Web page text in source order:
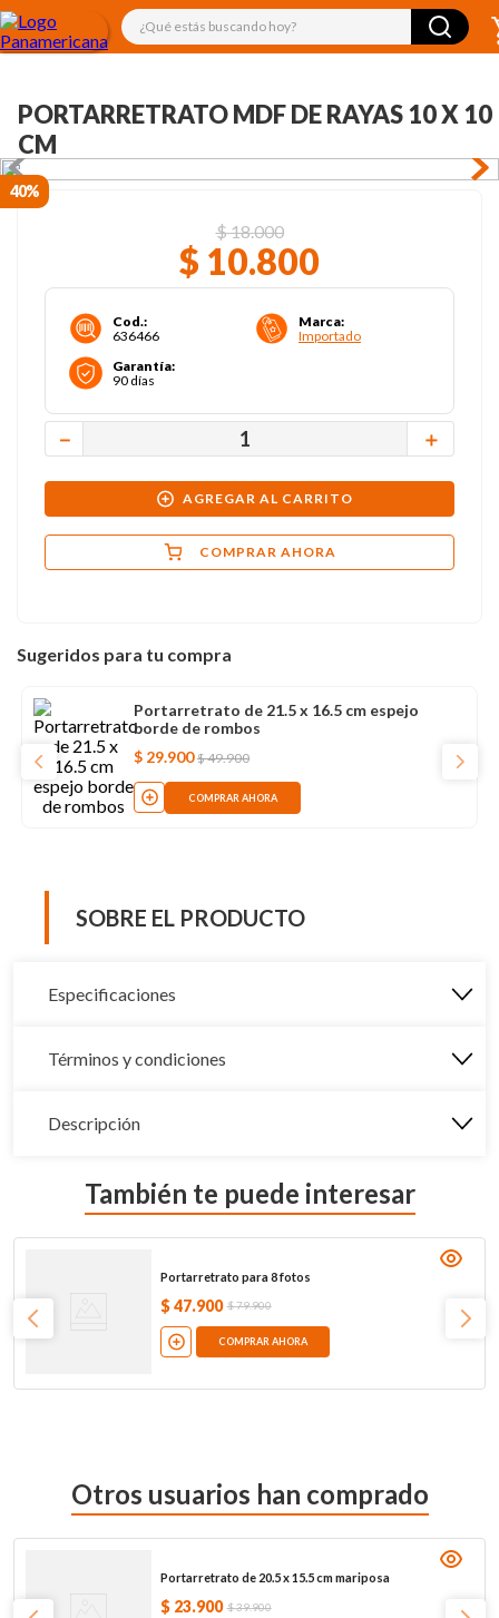
¿Qué estás buscando hoy?
PORTARRETRATO MDF DE RAYAS 10 X 10
CM
40%
$18.000
$ 10.800
Cod.:
636466
Marca:
Importado
Garantía:
90 días
＋
－
AGREGAR AL CARRITO
COMPRAR AHORA
Sugeridos para tu compra
Portarretrato de 21.5 x 16.5 cm espejo
borde de rombos
$ 29.900 $49.900
COMPRAR AHORA
SOBRE EL PRODUCTO
Especificaciones
Términos y condiciones
Descripción
También te puede interesar
Portarretrato para 8 fotos
$ 47.900 $79.900
COMPRAR AHORA
Otros usuarios han comprado
Portarretrato de 20.5 x 15.5 cm mariposa
$ 23.900 $39.900